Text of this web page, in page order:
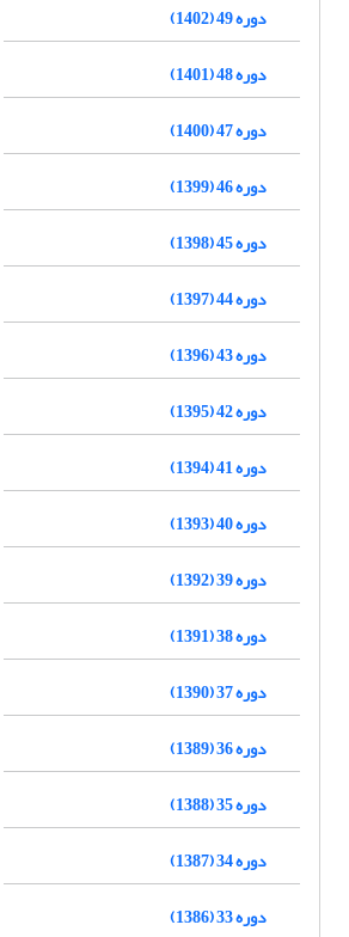
دوره 49 (1402)
دوره 48 (1401)
دوره 47 (1400)
دوره 46 (1399)
دوره 45 (1398)
دوره 44 (1397)
دوره 43 (1396)
دوره 42 (1395)
دوره 41 (1394)
دوره 40 (1393)
دوره 39 (1392)
دوره 38 (1391)
دوره 37 (1390)
دوره 36 (1389)
دوره 35 (1388)
دوره 34 (1387)
دوره 33 (1386)